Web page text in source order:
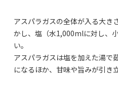
アスパラガスの全体が入る大き
かし、塩（水1,000mlに対し、
い。
アスパラガスは塩を加えた湯で
になるほか、甘味や旨みが引き